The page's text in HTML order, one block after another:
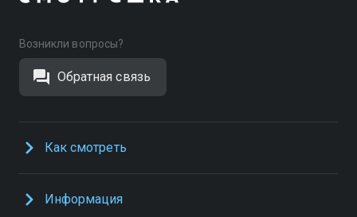
Возникли вопросы?
Обратная связь
Как смотреть
Информация